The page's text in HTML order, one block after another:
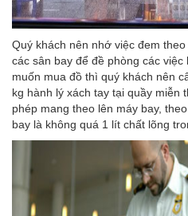
Quý khách nên nhớ việc đem
các sân bay để đề phòng các
muốn mua đồ thì quý khách nên
kg hành lý xách tay tại quầy miễn
phép mang theo lên máy bay,
bay là không quá 1 lít chất lõng